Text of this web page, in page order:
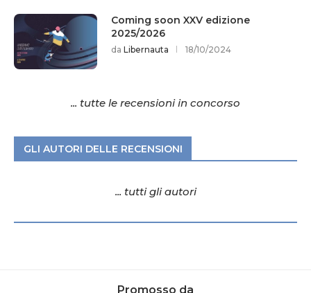
Coming soon XXV edizione
2025/2026
da Libernauta 18/10/2024
... tutte le recensioni in concorso
GLI AUTORI DELLE RECENSIONI
... tutti gli autori
Promosso da